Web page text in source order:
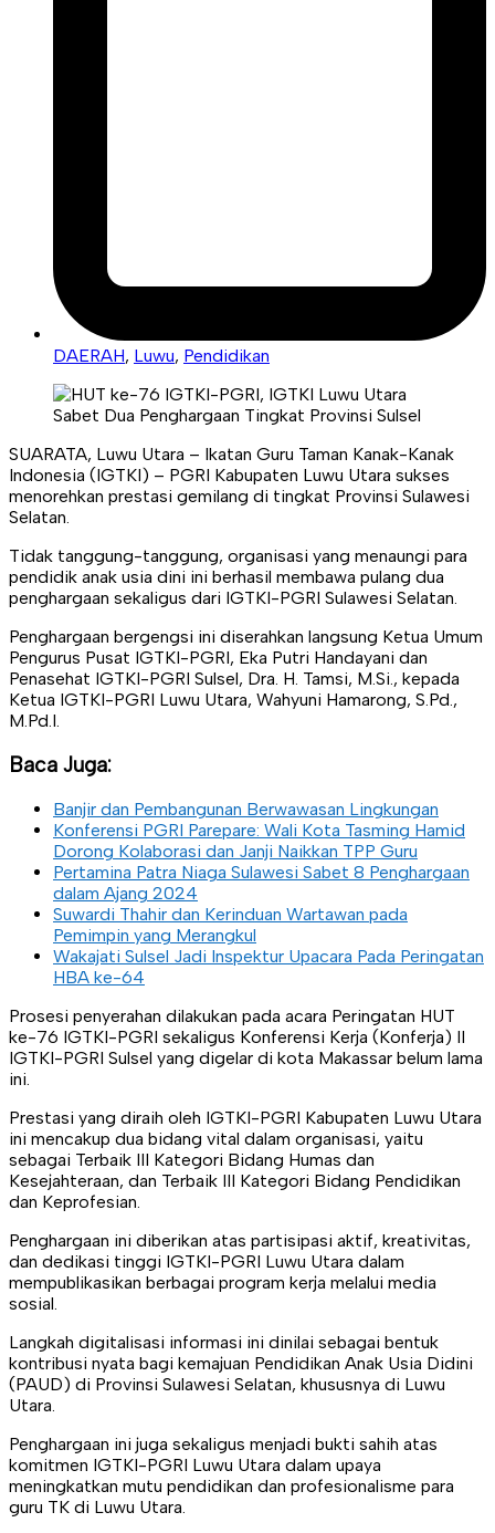
DAERAH, Luwu, Pendidikan
SUARATA, Luwu Utara – Ikatan Guru Taman Kanak-Kanak
Indonesia (IGTKI) – PGRI Kabupaten Luwu Utara sukses
menorehkan prestasi gemilang di tingkat Provinsi Sulawesi
Selatan.
Tidak tanggung-tanggung, organisasi yang menaungi para
pendidik anak usia dini ini berhasil membawa pulang dua
penghargaan sekaligus dari IGTKI-PGRI Sulawesi Selatan.
Penghargaan bergengsi ini diserahkan langsung Ketua Umum
Pengurus Pusat IGTKI-PGRI, Eka Putri Handayani dan
Penasehat IGTKI-PGRI Sulsel, Dra. H. Tamsi, M.Si., kepada
Ketua IGTKI-PGRI Luwu Utara, Wahyuni Hamarong, S.Pd.,
M.Pd.I.
Baca Juga:
Banjir dan Pembangunan Berwawasan Lingkungan
Konferensi PGRI Parepare: Wali Kota Tasming Hamid
Dorong Kolaborasi dan Janji Naikkan TPP Guru
Pertamina Patra Niaga Sulawesi Sabet 8 Penghargaan
dalam Ajang 2024
Suwardi Thahir dan Kerinduan Wartawan pada
Pemimpin yang Merangkul
Wakajati Sulsel Jadi Inspektur Upacara Pada Peringatan
HBA ke-64
Prosesi penyerahan dilakukan pada acara Peringatan HUT
ke-76 IGTKI-PGRI sekaligus Konferensi Kerja (Konferja) II
IGTKI-PGRI Sulsel yang digelar di kota Makassar belum lama
ini.
Prestasi yang diraih oleh IGTKI-PGRI Kabupaten Luwu Utara
ini mencakup dua bidang vital dalam organisasi, yaitu
sebagai Terbaik III Kategori Bidang Humas dan
Kesejahteraan, dan Terbaik III Kategori Bidang Pendidikan
dan Keprofesian.
Penghargaan ini diberikan atas partisipasi aktif, kreativitas,
dan dedikasi tinggi IGTKI-PGRI Luwu Utara dalam
mempublikasikan berbagai program kerja melalui media
sosial.
Langkah digitalisasi informasi ini dinilai sebagai bentuk
kontribusi nyata bagi kemajuan Pendidikan Anak Usia Didini
(PAUD) di Provinsi Sulawesi Selatan, khususnya di Luwu
Utara.
Penghargaan ini juga sekaligus menjadi bukti sahih atas
komitmen IGTKI-PGRI Luwu Utara dalam upaya
meningkatkan mutu pendidikan dan profesionalisme para
guru TK di Luwu Utara.